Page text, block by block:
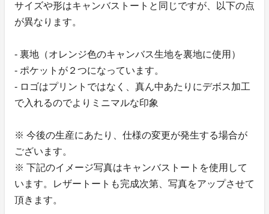
サイズや形はキャンバストートと同じですが、以下の点
が異なります。
- 裏地（オレンジ色のキャンバス生地を裏地に使用）
- ポケットが２つになっています。
- ロゴはプリントではなく、真ん中あたりにデボス加工
で入れるのでよりミニマルな印象
※ 今後の生産にあたり、仕様の変更が発生する場合が
ございます。
※ 下記のイメージ写真はキャンバストートを使用して
います。レザートートも完成次第、写真をアップさせて
頂きます。